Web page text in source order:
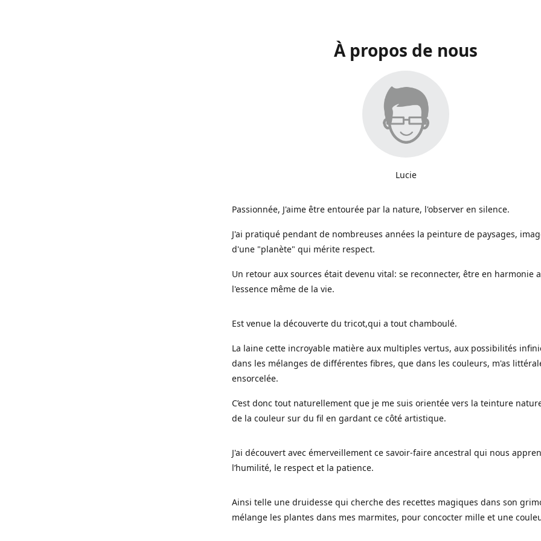
À propos de nous
Lucie
Passionnée, J'aime être entourée par la nature, l'observer en silence.
J'ai pratiqué pendant de nombreuses années la peinture de paysages,
d'une "planète" qui mérite respect.
Un retour aux sources était devenu vital: se reconnecter, être en harmonie
l'essence même de la vie.
Est venue la découverte du tricot,qui a tout chamboulé.
La laine cette incroyable matière aux multiples vertus, aux possibilités
dans les mélanges de différentes fibres, que dans les couleurs, m'as
ensorcelée.
C’est donc tout naturellement que je me suis orientée vers la teinture
de la couleur sur du fil en gardant ce côté artistique.
J'ai découvert avec émerveillement ce savoir-faire ancestral qui nous
l’humilité, le respect et la patience.
Ainsi telle une druidesse qui cherche des recettes magiques dans son
mélange les plantes dans mes marmites, pour concocter mille et une